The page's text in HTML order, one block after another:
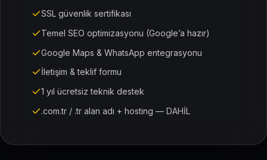
SSL güvenlik sertifikası
Temel SEO optimizasyonu (Google’a hazır)
Google Maps & WhatsApp entegrasyonu
İletişim & teklif formu
1 yıl ücretsiz teknik destek
.com.tr / .tr alan adı + hosting — DAHİL